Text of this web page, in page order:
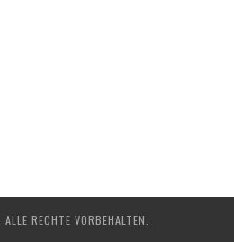
RECHTE VORBEHALTEN.